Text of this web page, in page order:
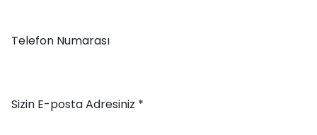
Telefon Numarası
Sizin E-posta Adresiniz *